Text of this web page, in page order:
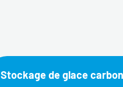
Stockage de glace